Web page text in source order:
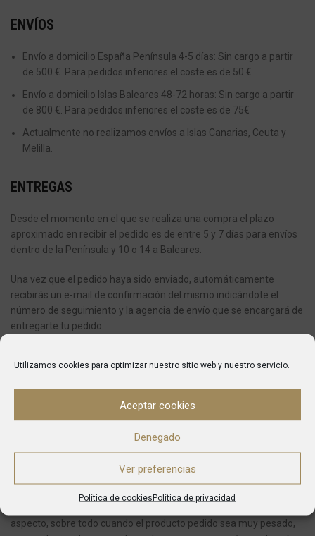
Utilizamos cookies para optimizar nuestro sitio web y nuestro servicio.
Aceptar cookies
Denegado
Ver preferencias
Política de cookiesPolítica de privacidad
ENVÍOS
Envío a domicilio España Península 4-5 días: Sin cargo a partir
de 500 €. Para pedidos inferiores el coste es de 50 €
Envío a domicilio Islas Baleares 48-72 horas: Sin cargo a partir
de 800 €. Para pedidos inferiores el coste es de 75€
Actualmente no realizamos envíos a Islas Canarias, Ceuta y
Melilla.
ENTREGAS
Desde el momento en el que se realiza una compra el plazo
aproximado en recibir el pedido es de entre 5 y 7 días para envíos
dentro de la Península y 10 o 14 a Baleares.
Una vez que el pedido haya sido enviado, automáticamente
recibirás un e-mail de confirmación del mismo indicándote el
número de seguimiento y la agencia de envío que se encargará de
entregarte tu pedido.
que ha indicado, la compañía de transportes dejará un aviso y se
pondrá en contacto con usted para fijar la nueva entrega.
entrada de su domicilio o negocio.
tiene la obligación de subir el producto a pisos o introducirlo en el
aspecto, sobre todo cuando el producto pedido sea muy pesado,